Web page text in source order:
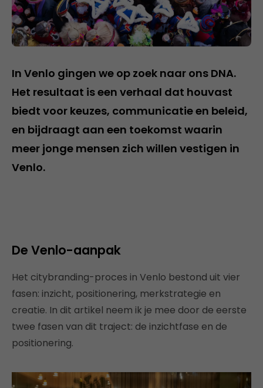
In Venlo gingen we op zoek naar ons DNA.
Het resultaat is een verhaal dat houvast
biedt voor keuzes, communicatie en beleid,
en bijdraagt aan een toekomst waarin
meer jonge mensen zich willen vestigen in
Venlo.
De Venlo-aanpak
Het citybranding-proces in Venlo bestond uit vier
fasen: inzicht, positionering, merkstrategie en
creatie. In dit artikel neem ik je mee door de eerste
twee fasen van dit traject: de inzichtfase en de
positionering.